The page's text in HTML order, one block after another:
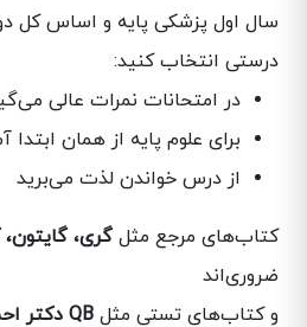
سال اول پزشکی پایه و اساس کل
درستی انتخاب کنید:
در امتحانات نمرات عالی
برای علوم پایه از همان
از درس خواندن لذت می‌برید
کتاب‌های مرجع مثلگری، گایتون،
ضروری‌اند
و کتاب‌های تستی مثل QB دکتر احمدی